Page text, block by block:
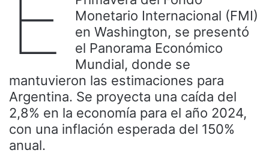
Monetario Internacional (FMI)
en Washington, se presentó
el Panorama Económico
Mundial, donde se
mantuvieron las estimaciones para
Argentina. Se proyecta una caída del
2,8% en la economía para el año 2024,
con una inflación esperada del 150%
anual.